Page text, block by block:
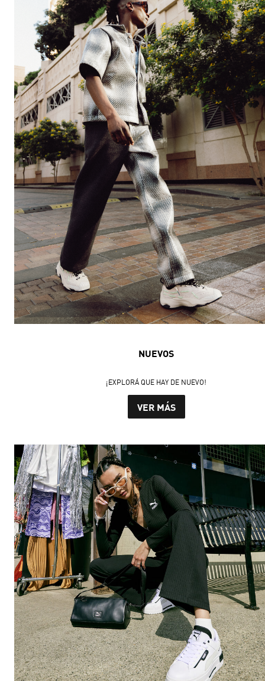
NUEVOS
¡EXPLORÁ QUE HAY DE NUEVO!
VER MÁS